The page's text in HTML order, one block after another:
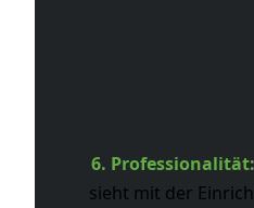
6. Professionalität:
sieht mit der